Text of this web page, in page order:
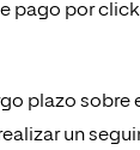
pago por
plazo
un